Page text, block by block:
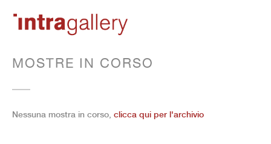
MOSTRE IN CORSO
Nessuna mostra in corso, clicca qui per l'archivio